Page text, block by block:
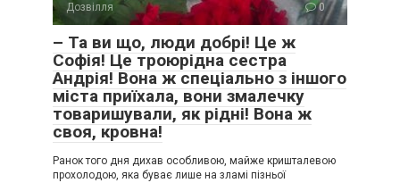
Дозвілля 0
– Та ви що, люди добрі! Це ж
Софія! Це троюрідна сестра
Андрія! Вона ж спеціально з іншого
міста приїхала, вони змалечку
товаришували, як рідні! Вона ж
своя, кровна!
Ранок того дня дихав особливою, майже кришталевою
прохолодою, яка буває лише на зламі пізньої